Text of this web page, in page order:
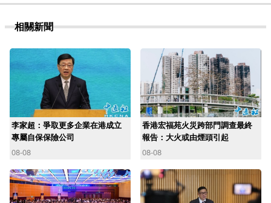
相關新聞
李家超：爭取更多企業在港成立
專屬自保保險公司
08-08
香港宏福苑火災跨部門調查最終
報告：大火或由煙頭引起
08-08